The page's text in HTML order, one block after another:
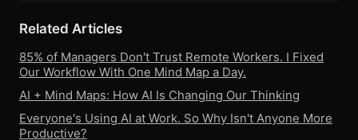
Related Articles
85% of Managers Don't Trust Remote Workers. I Fixed
Our Workflow With One Mind Map a Day.
AI + Mind Maps: How AI Is Changing Our Thinking
Everyone's Using AI at Work. So Why Isn't Anyone More
Productive?